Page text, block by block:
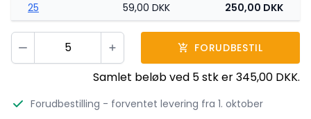
25
59,00 DKK 250,00 DKK
Vælg antal
Plus FORUDBESTIL
Samlet beløb ved 5stk er345,00 DKK.
Forudbestilling - forventet levering fra 1. oktober